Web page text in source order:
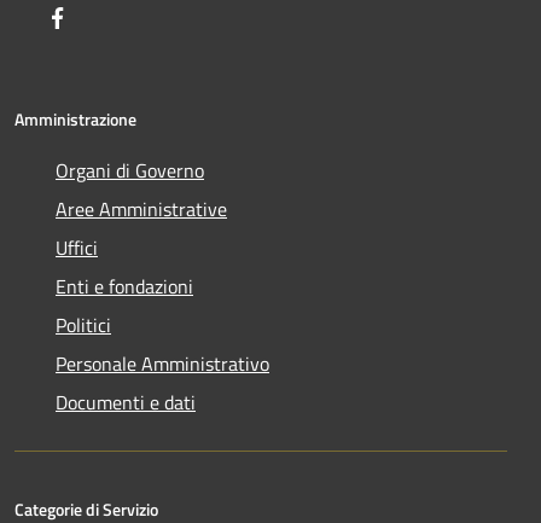
Amministrazione
Organi di Governo
Aree Amministrative
Uffici
Enti e fondazioni
Politici
Personale Amministrativo
Documenti e dati
Categorie di Servizio